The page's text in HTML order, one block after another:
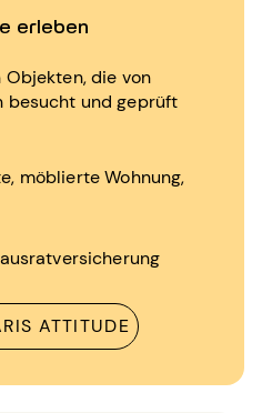
erleben
Objekten, die von
besucht und geprüft
möblierte Wohnung,
ATTITUDE